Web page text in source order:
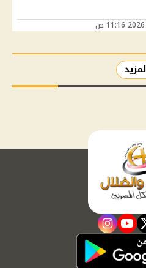
youtube
instagram